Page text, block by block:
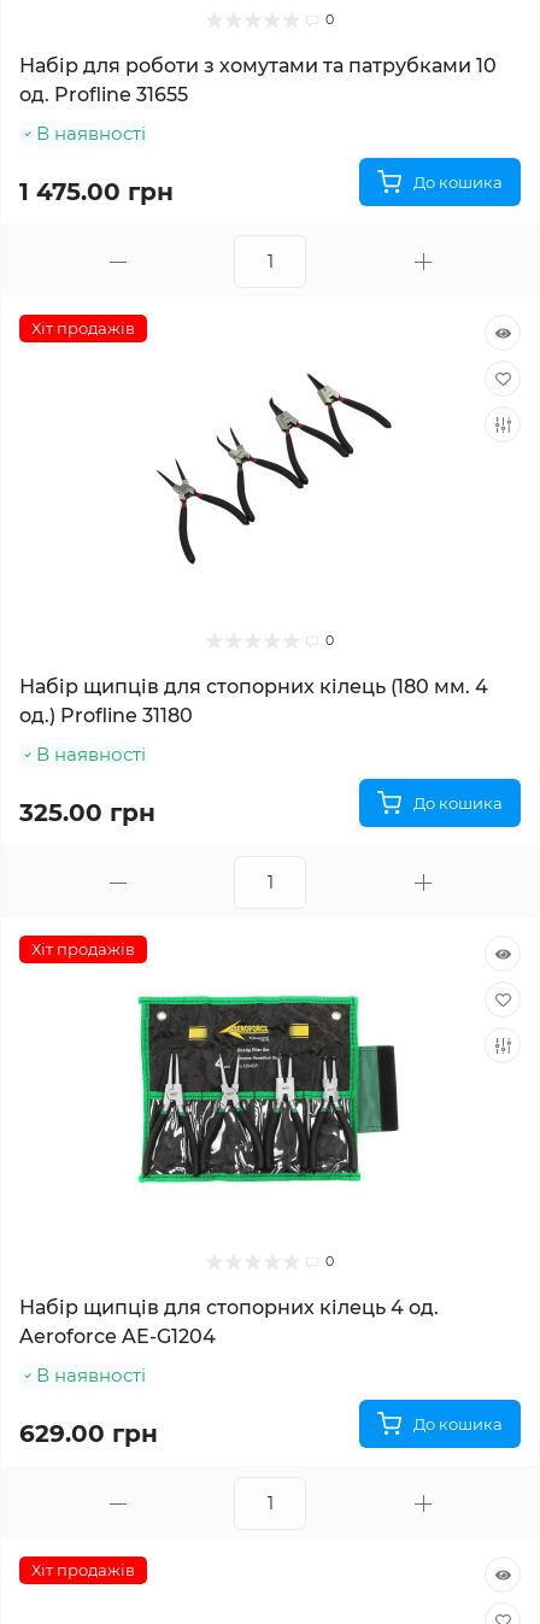
0
Набір для роботи з хомутами та патрубками 10
од. Profline 31655
В наявності
1 475.00 грн До кошика
Хіт продажів
0
Набір щипців для стопорних кілець (180 мм. 4
од.) Profline 31180
В наявності
325.00 грн До кошика
Хіт продажів
0
Набір щипців для стопорних кілець 4 од.
Aeroforce AE-G1204
В наявності
629.00 грн До кошика
Хіт продажів